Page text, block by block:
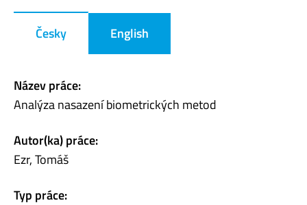
Česky English
Název práce:
Analýza nasazení biometrických metod
Autor(ka) práce:
Ezr, Tomáš
Typ práce: